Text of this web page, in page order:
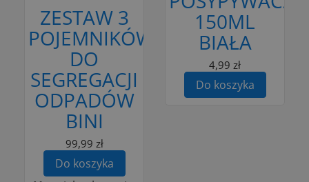
ZESTAW 3
POJEMNIKÓW
DO
SEGREGACJI
ODPADÓW
BINI
99,99 zł
Do koszyka
150ML
BIAŁA
4,99 zł
Do koszyka